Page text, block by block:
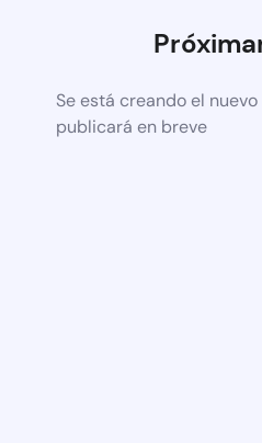
Se está creando el
publicará en breve